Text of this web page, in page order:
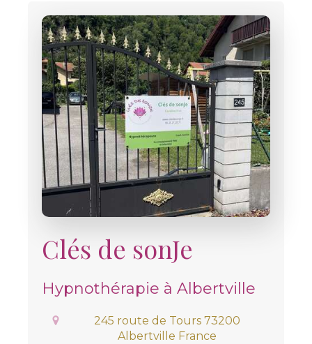
Clés de sonJe
Hypnothérapie à Albertville
245 route de Tours 73200
Albertville France